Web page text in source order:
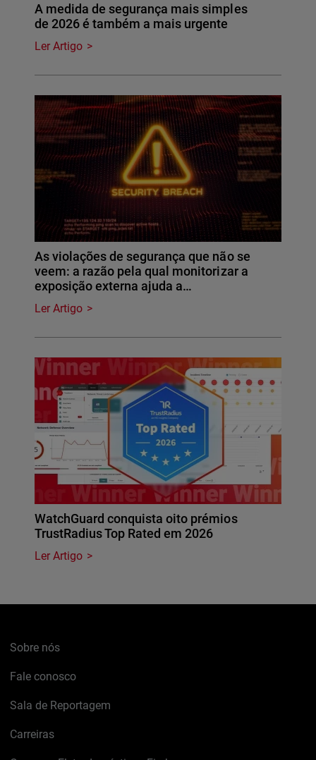
A medida de segurança mais simples
de 2026 é também a mais urgente
Ler Artigo
As violações de segurança que não se
veem: a razão pela qual monitorizar a
exposição externa ajuda a…
Ler Artigo
WatchGuard conquista oito prémios
TrustRadius Top Rated em 2026
Ler Artigo
Sobre nós
Fale conosco
Sala de Reportagem
Carreiras